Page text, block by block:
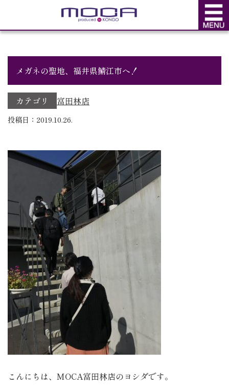
BLOG
メガネの聖地、福井県鯖江市へ！
カテゴリ 富田林店
投稿日：2019.10.26.
こんにちは、MOCA富田林店のヨシダです。